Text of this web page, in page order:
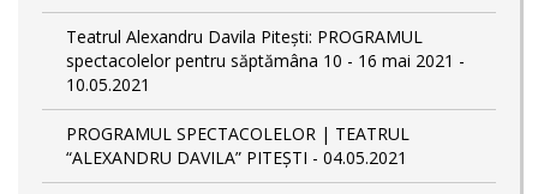
Teatrul Alexandru Davila Pitești: PROGRAMUL
spectacolelor pentru săptămâna 10 - 16 mai 2021 -
10.05.2021
PROGRAMUL SPECTACOLELOR | TEATRUL
“ALEXANDRU DAVILA” PITEȘTI - 04.05.2021